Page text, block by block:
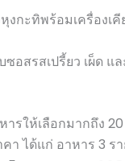
กะทิพร้อมเครื่องเ
อสรสเปรี้ยว เผ็ด
รให้เลือกมากถึง
ได้แก่ อาหาร 3 ร